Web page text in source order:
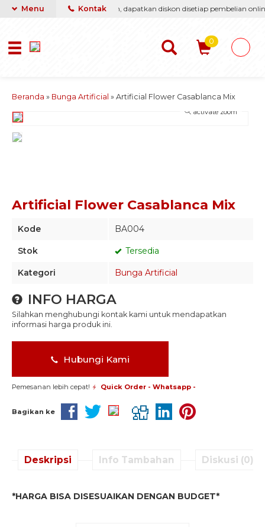
yang terbaik & termurah, dapatkan diskon disetiap pembelian
Menu Kontak
0
Beranda » Bunga Artificial » Artificial Flower Casablanca Mix
activate zoom
Artificial Flower Casablanca Mix
Kode BA004
Stok Tersedia
Kategori Bunga Artificial
INFO HARGA
Silahkan menghubungi kontak kami untuk mendapatkan
informasi harga produk ini.
Hubungi Kami
Pemesanan lebih cepat! Quick Order - Whatsapp -
Bagikan ke
Deskripsi Info Tambahan Diskusi (0)
*HARGA BISA DISESUAIKAN DENGAN BUDGET*